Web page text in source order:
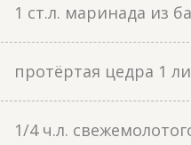
1 ст.л. маринада из
протёртая цедра 1
1/4 ч.л.